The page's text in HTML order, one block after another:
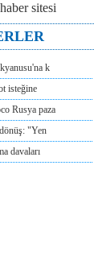
k
isteğine
Rusya paza
"Yen
davaları